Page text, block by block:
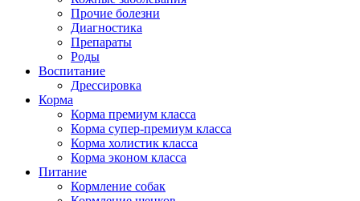
Прочие болезни
Диагностика
Препараты
Роды
Воспитание
Дрессировка
Корма
Корма премиум класса
Корма супер-премиум класса
Корма холистик класса
Корма эконом класса
Питание
Кормление собак